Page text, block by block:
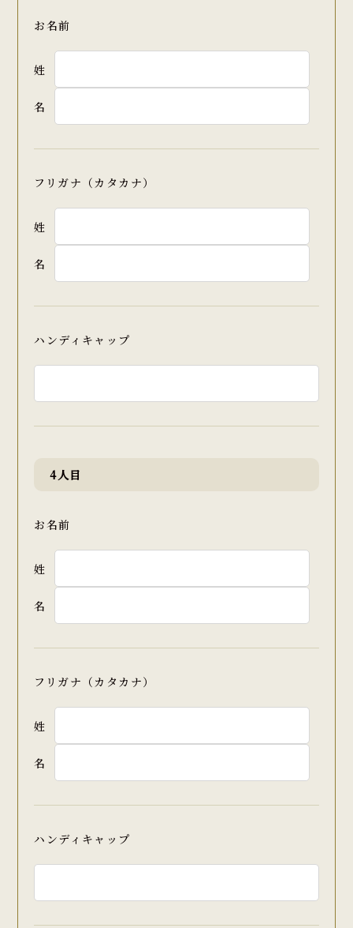
お名前
姓
名
フリガナ（カタカナ）
姓
名
ハンディキャップ
4人目
お名前
姓
名
フリガナ（カタカナ）
姓
名
ハンディキャップ